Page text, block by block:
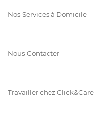
Nos Services à Domicile
Nous Contacter
Travailler chez Click&Care